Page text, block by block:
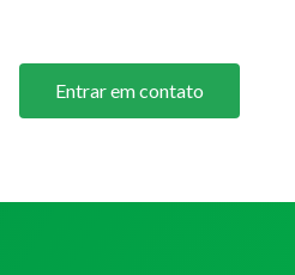
Entrar em contato